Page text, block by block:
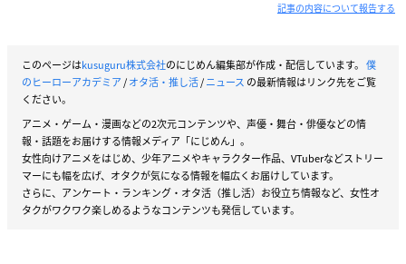
記事の内容について報告する
このページはkusuguru株式会社のにじめん編集部が作成・配信しています。 僕
のヒーローアカデミア/オタ活・推し活/ニュース の最新情報はリンク先をご覧
ください。
アニメ・ゲーム・漫画などの2次元コンテンツや、声優・舞台・俳優などの情
報・話題をお届けする情報メディア「にじめん」。
女性向けアニメをはじめ、少年アニメやキャラクター作品、VTuberなどストリー
マーにも幅を広げ、オタクが気になる情報を幅広くお届けしています。
さらに、アンケート・ランキング・オタ活（推し活）お役立ち情報など、女性オ
タクがワクワク楽しめるようなコンテンツも発信しています。